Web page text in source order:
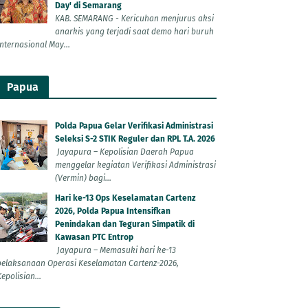
Day' di Semarang
KAB. SEMARANG - Kericuhan menjurus aksi
anarkis yang terjadi saat demo hari buruh
May...
Papua
Polda Papua Gelar Verifikasi Administrasi
Seleksi S-2 STIK Reguler dan RPL T.A. 2026
Jayapura – Kepolisian Daerah Papua
menggelar kegiatan Verifikasi Administrasi
(Vermin) bagi...
Hari ke-13 Ops Keselamatan Cartenz
2026, Polda Papua Intensifkan
Penindakan dan Teguran Simpatik di
Kawasan PTC Entrop
Jayapura – Memasuki hari ke-13
Operasi Keselamatan Cartenz-2026,